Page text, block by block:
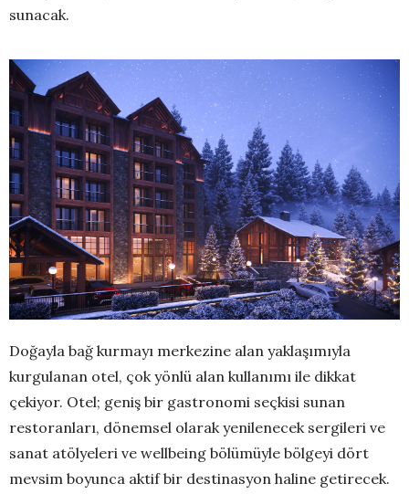
sunacak.
Doğayla bağ kurmayı merkezine alan yaklaşımıyla
kurgulanan otel, çok yönlü alan kullanımı ile dikkat
çekiyor. Otel; geniş bir gastronomi seçkisi sunan
restoranları, dönemsel olarak yenilenecek sergileri ve
sanat atölyeleri ve wellbeing bölümüyle bölgeyi dört
mevsim boyunca aktif bir destinasyon haline getirecek.